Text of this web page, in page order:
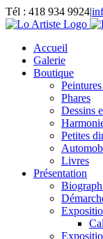
Passer
au
Tél : 418 934 9924|
Facebook
Instagram
Email
Pinterest
YouTube
Accueil
Galerie
Boutique
Phares
Dessins
Petites
Livres
Présentation